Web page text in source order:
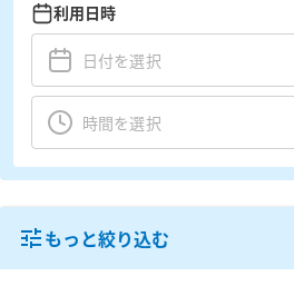
利用日時
もっと絞り込む